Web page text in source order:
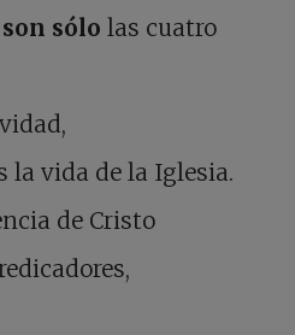
sólo las cuatro
la vida de la Iglesia.
de Cristo